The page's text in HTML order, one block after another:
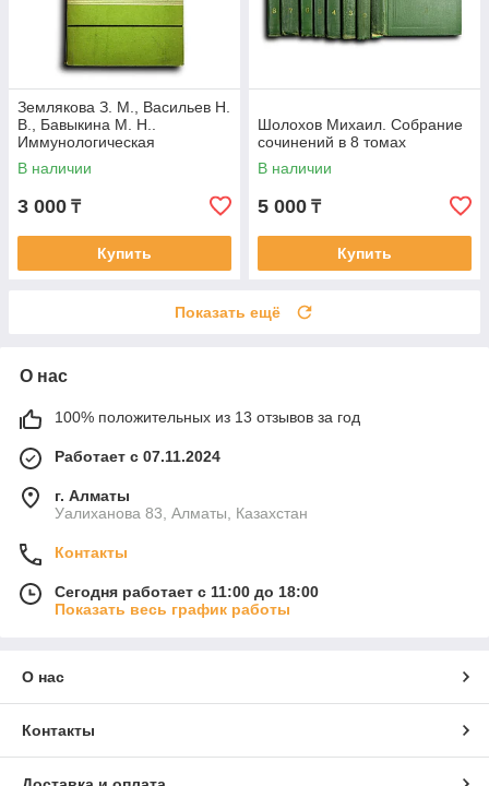
Землякова З. М., Васильев Н.
В., Бавыкина М. Н..
Иммунологическая
реактивность и сепсис
новорожденных детей
В наличии
3 000 ₸
Купить
Шолохов Михаил. Собрание
сочинений в 8 томах
В наличии
5 000 ₸
Купить
Показать ещё
О нас
100% положительных из 13 отзывов за год
Работает с 07.11.2024
г. Алматы
Уалиханова 83, Алматы, Казахстан
Контакты
Сегодня работает с 11:00 до 18:00
Показать весь график работы
О нас
Контакты